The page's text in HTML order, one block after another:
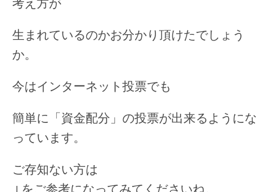
生まれているのかお分かり頂けたでしょう
か。
今はインターネット投票でも
簡単に「資金配分」の投票が出来るようにな
っています。
ご存知ない方は
↓をご参考になってみてくださいね。